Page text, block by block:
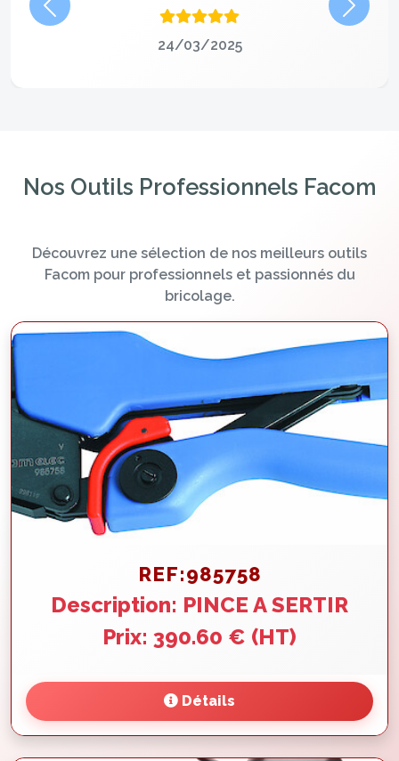
24/03/2025
Précédent
Nos Outils Professionnels Facom
Découvrez une sélection de nos meilleurs outils
Facom pour professionnels et passionnés du
bricolage.
REF:985758
Description: PINCE A SERTIR
Prix: 390.60 € (HT)
Détails